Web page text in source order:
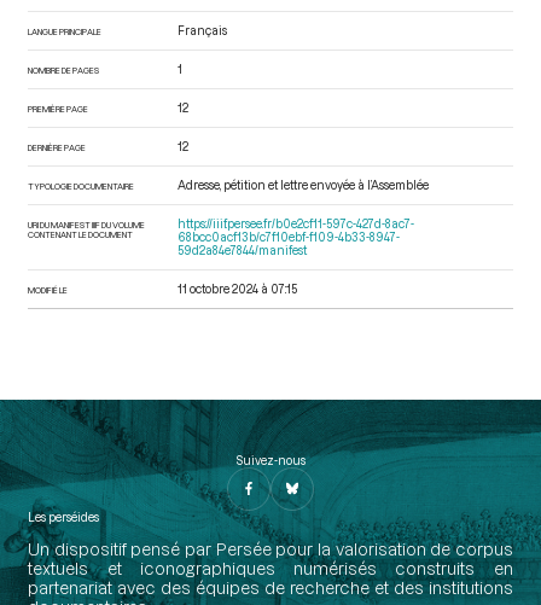
LANGUE PRINCIPALE Français
NOMBRE DE PAGES 1
PREMIÈRE PAGE 12
DERNIÈRE PAGE 12
TYPOLOGIE DOCUMENTAIRE Adresse, pétition et lettre envoyée à l’Assemblée
URI DU MANIFEST IIIF DU VOLUME
CONTENANT LE DOCUMENT
https://iiif.persee.fr/b0e2cf11-597c-427d-8ac7-
68bcc0acf13b/c7f10ebf-f109-4b33-8947-
59d2a84e7844/manifest
MODIFIÉ LE 11 octobre 2024 à 07:15
Suivez-nous
Les perséides
Un dispositif pensé par Persée pour la valorisation de corpus
textuels et iconographiques numérisés construits en
partenariat avec des équipes de recherche et des institutions